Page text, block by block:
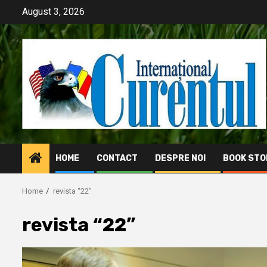
content
August 3, 2026
HOME CONTACT DESPRE NOI BOOK
Home revista “22”
revista “22”